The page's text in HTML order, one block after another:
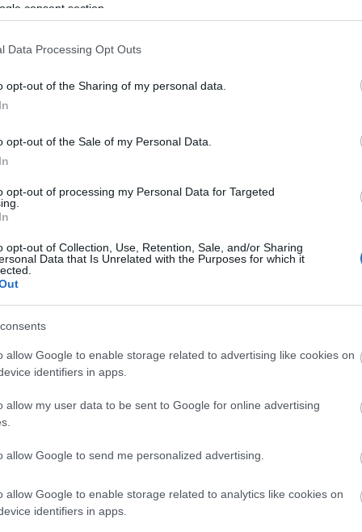
consent section.
Data Processing Opt Outs
opt-out of the Sharing of my personal data.
opt-out of the Sale of my Personal Data.
opt-out of processing my Personal Data for Targeted
opt-out of Collection, Use, Retention, Sale, and/or Sharing
Data that Is Unrelated with the Purposes for which it
allow Google to enable storage related to advertising like cookies on
identifiers in apps.
allow my user data to be sent to Google for online advertising
allow Google to send me personalized advertising.
allow Google to enable storage related to analytics like cookies on
identifiers in apps.
,
68-72